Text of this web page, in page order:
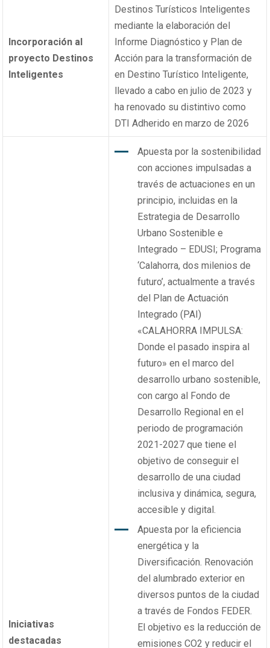
Incorporación al
proyecto Destinos
Inteligentes
Destinos Turísticos Inteligentes
mediante la elaboración del
Informe Diagnóstico y Plan de
Acción para la transformación de
en Destino Turístico Inteligente,
llevado a cabo en julio de 2023 y
ha renovado su distintivo como
DTI Adherido en marzo de 2026
Iniciativas
destacadas
Apuesta por la sostenibilidad
con acciones impulsadas a
través de actuaciones en un
principio, incluidas en la
Estrategia de Desarrollo
Urbano Sostenible e
Integrado – EDUSI; Programa
‘Calahorra, dos milenios de
futuro’, actualmente a través
del Plan de Actuación
Integrado (PAI)
«CALAHORRA IMPULSA:
Donde el pasado inspira al
futuro» en el marco del
desarrollo urbano sostenible,
con cargo al Fondo de
Desarrollo Regional en el
periodo de programación
2021-2027 que tiene el
objetivo de conseguir el
desarrollo de una ciudad
inclusiva y dinámica, segura,
accesible y digital.
Apuesta por la eficiencia
energética y la
Diversificación. Renovación
del alumbrado exterior en
diversos puntos de la ciudad
a través de Fondos FEDER.
El objetivo es la reducción de
emisiones CO2 y reducir el